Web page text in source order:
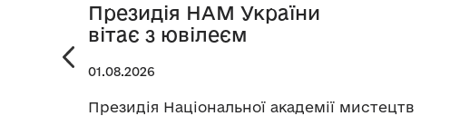
Президія НАМ України
вітає з ювілеєм
01.08.2026
Президія Національної академії мистецтв